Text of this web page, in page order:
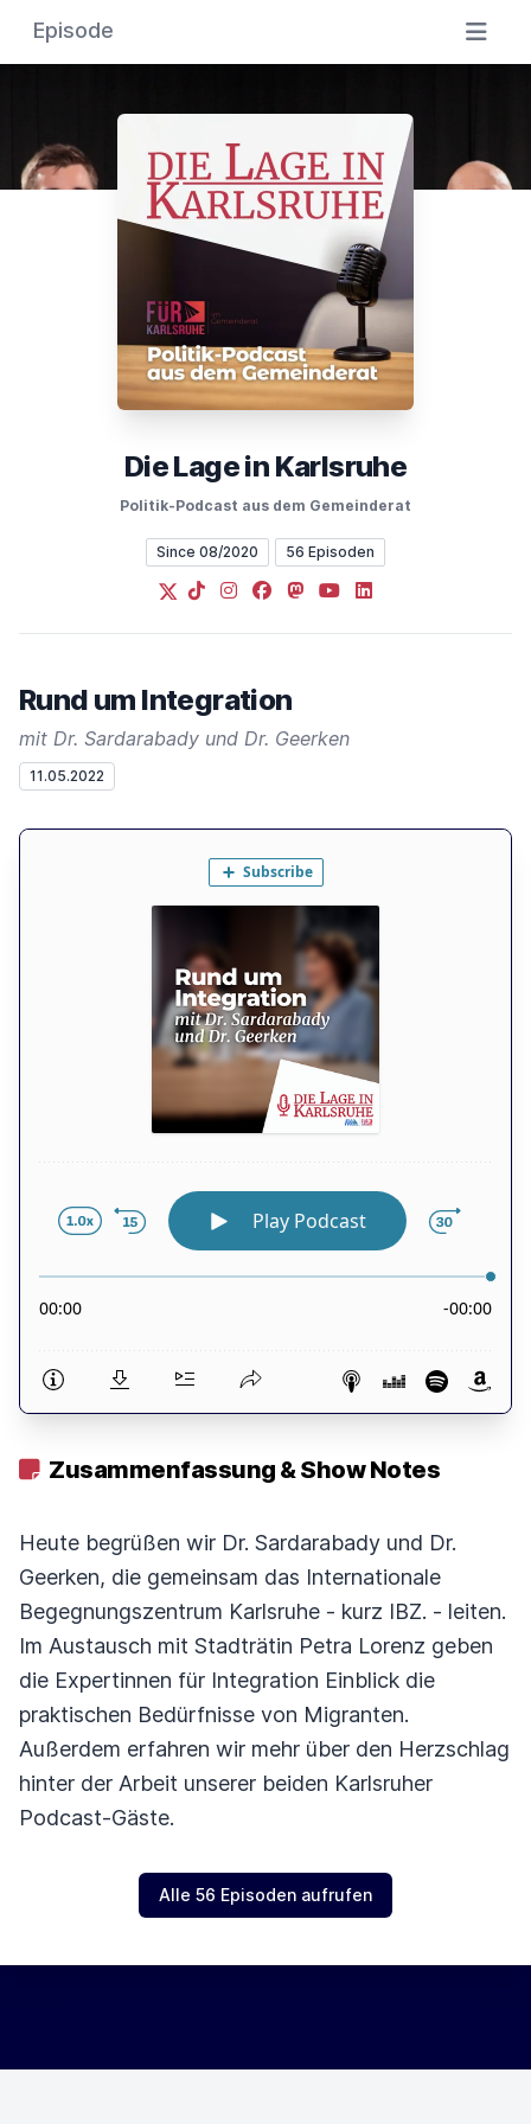
Episode
Die Lage in Karlsruhe
Politik-Podcast aus dem Gemeinderat
Since 08/2020 56 Episoden
X TikTokInstagram
Facebook
Mastodon
YouTubeLinkedIn
Rund um Integration
mit Dr. Sardarabady und Dr. Geerken
11.05.2022
Zusammenfassung & Show Notes
Heute begrüßen wir Dr. Sardarabady und Dr.
Geerken, die gemeinsam das Internationale
Begegnungszentrum Karlsruhe - kurz IBZ. - leiten.
Im Austausch mit Stadträtin Petra Lorenz geben
die Expertinnen für Integration Einblick die
praktischen Bedürfnisse von Migranten.
Außerdem erfahren wir mehr über den Herzschlag
hinter der Arbeit unserer beiden Karlsruher
Podcast-Gäste.
Alle 56 Episoden aufrufen